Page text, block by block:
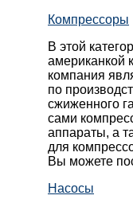
Компрессоры
В этой
американкой
компания
по
сжиженного
сами
аппараты, а
для
Вы можете
Насосы